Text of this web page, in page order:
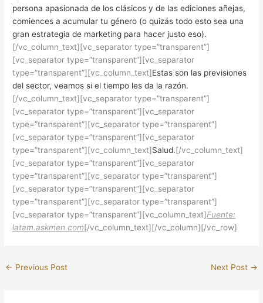
persona apasionada de los clásicos y de las ediciones añejas,
comiences a acumular tu género (o quizás todo esto sea una
gran estrategia de marketing para hacer justo eso).
[/vc_column_text][vc_separator type=”transparent”]
[vc_separator type=”transparent”][vc_separator
type=”transparent”][vc_column_text]Estas son las previsiones
del sector, veamos si el tiempo les da la razón.
[/vc_column_text][vc_separator type=”transparent”]
[vc_separator type=”transparent”][vc_separator
type=”transparent”][vc_separator type=”transparent”]
[vc_separator type=”transparent”][vc_separator
type=”transparent”][vc_column_text]Salud.[/vc_column_text]
[vc_separator type=”transparent”][vc_separator
type=”transparent”][vc_separator type=”transparent”]
[vc_separator type=”transparent”][vc_separator
type=”transparent”][vc_separator type=”transparent”]
[vc_separator type=”transparent”][vc_column_text]Fuente:
latam.askmen.com[/vc_column_text][/vc_column][/vc_row]
← Previous Post Next Post →